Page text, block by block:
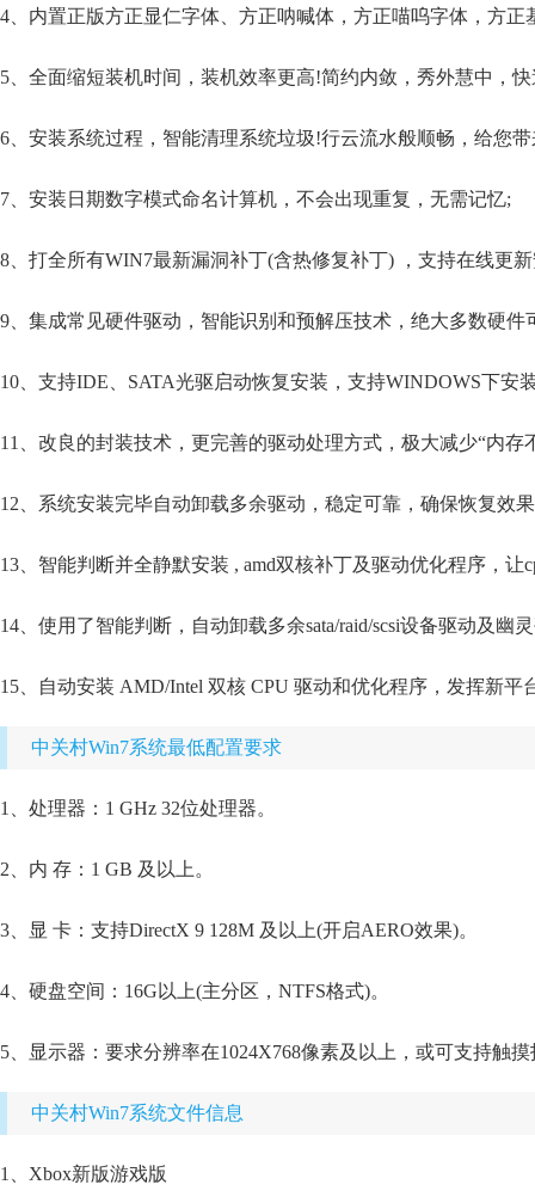
4、内置正版方正显仁字体、方正呐喊体，方正喵呜字体，方正
5、全面缩短装机时间，装机效率更高!简约内敛，秀外慧中，
6、安装系统过程，智能清理系统垃圾!行云流水般顺畅，给您
7、安装日期数字模式命名计算机，不会出现重复，无需记忆;
8、打全所有WIN7最新漏洞补丁(含热修复补丁) ，支持在线更
9、集成常见硬件驱动，智能识别和预解压技术，绝大多数硬件
10、支持IDE、SATA光驱启动恢复安装，支持WINDOWS下安
11、改良的封装技术，更完善的驱动处理方式，极大减少“内存
12、系统安装完毕自动卸载多余驱动，稳定可靠，确保恢复效
13、智能判断并全静默安装 , amd双核补丁及驱动优化程序，让
14、使用了智能判断，自动卸载多余sata/raid/scsi设备驱动及幽
15、自动安装 AMD/Intel 双核 CPU 驱动和优化程序，发挥新平
中关村Win7系统最低配置要求
1、处理器：1 GHz 32位处理器。
2、内 存：1 GB 及以上。
3、显 卡：支持DirectX 9 128M 及以上(开启AERO效果)。
4、硬盘空间：16G以上(主分区，NTFS格式)。
5、显示器：要求分辨率在1024X768像素及以上，或可支持触
中关村Win7系统文件信息
1、Xbox新版游戏版